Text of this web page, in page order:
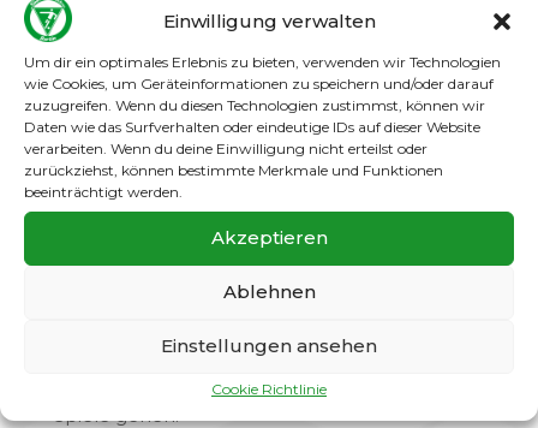
Einwilligung verwalten
Um dir ein optimales Erlebnis zu bieten, verwenden wir Technologien
wie Cookies, um Geräteinformationen zu speichern und/oder darauf
zuzugreifen. Wenn du diesen Technologien zustimmst, können wir
Daten wie das Surfverhalten oder eindeutige IDs auf dieser Website
verarbeiten. Wenn du deine Einwilligung nicht erteilst oder
zurückziehst, können bestimmte Merkmale und Funktionen
beeinträchtigt werden.
Akzeptieren
Ablehnen
Einstellungen ansehen
Cookie Richtlinie
kompletten neunzig Minuten, aber jeder weiß
das wir wesentlich besser spielen können und
auch müssen, wenn wir in der Erfolgsspur
bleiben wollen. Sperber kam in neunzig
Minuten nicht zu einer einzigen Torchance.
Das haben wir sicherlich ordentlich gemacht.
Die Treffer erzielten Marian, Mo, Jule und
Haase (zumindest zur Hälfte). Wichtig sind die
drei Punkte und dass wir mal wieder zu null
Gatow und wie schwer das wird, zeigt das
mit 4:3 gewannen. Also Männer, GW Neukölln
hat wieder Punkte liegen lassen, lasst uns
konzentriert und motiviert an die nächsten
Spiele gehen.